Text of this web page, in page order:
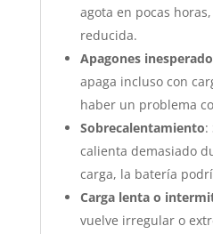
agota en pocas
reducida.
Apagones
apaga incluso con
haber un problema
Sobrecalentamiento:
calienta demasiado
carga, la batería
Carga lenta o
vuelve irregular o